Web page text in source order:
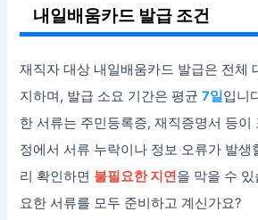
내일배움카드 발급 조건
재직자 대상 내일배움카드 발급은 전체
지하며, 발급 소요 기간은 평균7일입니
한 서류는 주민등록증, 재직증명서 등이
정에서 서류 누락이나 정보 오류가 발생
리 확인하면 불필요한 지연을 막을 수
요한 서류를 모두 준비하고 계신가요?